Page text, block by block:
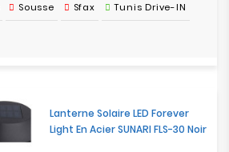
Sousse Sfax Tunis Drive-IN
Lanterne Solaire LED Forever
Light En Acier SUNARI FLS-30 Noir